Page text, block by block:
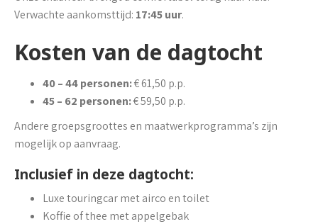
Verwachte aankomsttijd: 17:45 uur.
Kosten van de dagtocht
40 – 44 personen:€ 61,50 p.p.
45 – 62 personen:€ 59,50 p.p.
Andere groepsgroottes en maatwerkprogramma’s zijn
mogelijk op aanvraag.
Inclusief in deze dagtocht:
Luxe touringcar met airco en toilet
Koffie of thee met appelgebak